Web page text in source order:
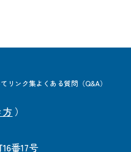
リンク集よくある質問（Q&A）
方 ）
番17号